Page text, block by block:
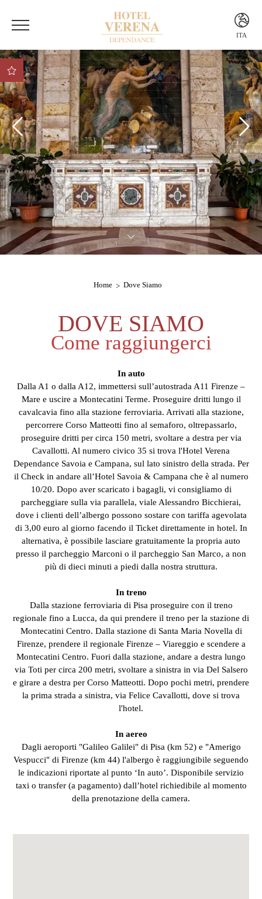
ITA
ITA
ENG
Vantaggio 1 Vantaggio
Vantaggio
Vantaggio 2
Vantaggio 3
Home Dove Siamo
DOVE SIAMO
Come raggiungerci
In auto
Dalla A1 o dalla A12, immettersi sull’autostrada A11 Firenze –
Mare e uscire a Montecatini Terme. Proseguire dritti lungo il
cavalcavia fino alla stazione ferroviaria. Arrivati alla stazione,
percorrere Corso Matteotti fino al semaforo, oltrepassarlo,
proseguire dritti per circa 150 metri, svoltare a destra per via
Cavallotti. Al numero civico 35 si trova l'Hotel Verena
Dependance Savoia e Campana, sul lato sinistro della strada. Per
il Check in andare all’Hotel Savoia & Campana che è al numero
10/20. Dopo aver scaricato i bagagli, vi consigliamo di
parcheggiare sulla via parallela, viale Alessandro Bicchierai,
dove i clienti dell’albergo possono sostare con tariffa agevolata
di 3,00 euro al giorno facendo il Ticket direttamente in hotel. In
alternativa, è possibile lasciare gratuitamente la propria auto
presso il parcheggio Marconi o il parcheggio San Marco, a non
più di dieci minuti a piedi dalla nostra struttura.
In treno
Dalla stazione ferroviaria di Pisa proseguire con il treno
regionale fino a Lucca, da qui prendere il treno per la stazione di
Montecatini Centro. Dalla stazione di Santa Maria Novella di
Firenze, prendere il regionale Firenze – Viareggio e scendere a
Montecatini Centro. Fuori dalla stazione, andare a destra lungo
via Toti per circa 200 metri, svoltare a sinistra in via Del Salsero
e girare a destra per Corso Matteotti. Dopo pochi metri, prendere
la prima strada a sinistra, via Felice Cavallotti, dove si trova
l'hotel.
In aereo
Dagli aeroporti "Galileo Galilei" di Pisa (km 52) e "Amerigo
Vespucci" di Firenze (km 44) l'albergo è raggiungibile seguendo
le indicazioni riportate al punto ‘In auto’. Disponibile servizio
taxi o transfer (a pagamento) dall’hotel richiedibile al momento
della prenotazione della camera.